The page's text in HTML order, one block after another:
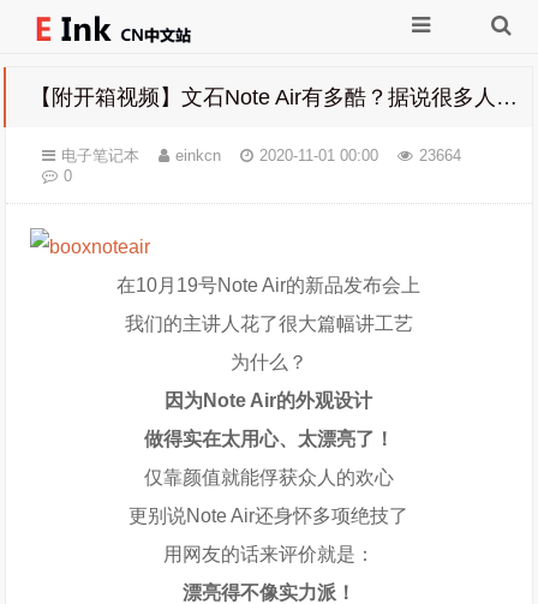
【附开箱视频】文石Note Air有多酷？据说很多人都是被这条片种草的……
电子笔记本 einkcn 2020-11-01 00:00
23664
0
在10月19号Note Air的新品发布会上
我们的主讲人花了很大篇幅讲工艺
为什么？
因为Note Air的外观设计
做得实在太用心、太漂亮了！
仅靠颜值就能俘获众人的欢心
更别说Note Air还身怀多项绝技了
用网友的话来评价就是：
漂亮得不像实力派！